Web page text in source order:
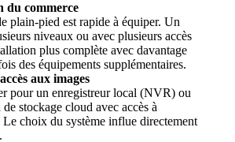
du commerce
plain-pied est rapide à équiper. Un
niveaux ou avec plusieurs accès
plus complète avec davantage
des équipements supplémentaires.
aux images
pour un enregistreur local (NVR) ou
stockage cloud avec accès à
Le choix du système influe directement